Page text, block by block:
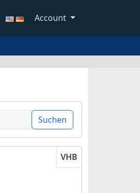
Account
Suchen
VHB